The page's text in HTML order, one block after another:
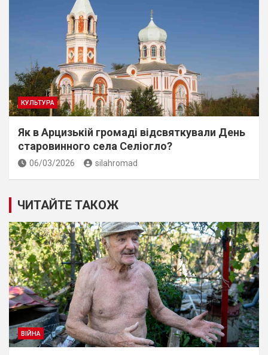
КУЛЬТУРА
Як в Арцизькій громаді відсвяткували День
старовинного села Селіогло?
06/03/2026 silahromad
ЧИТАЙТЕ ТАКОЖ
ВІЙНА